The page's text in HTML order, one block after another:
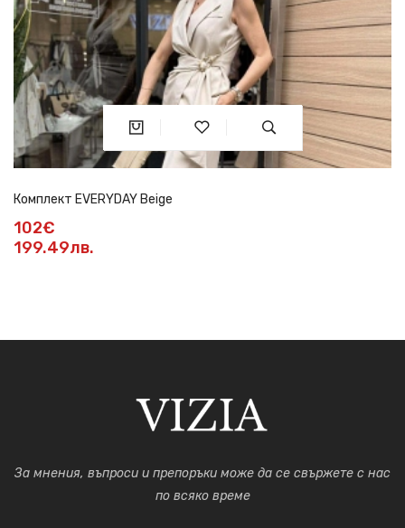
Комплект EVERYDAY Beige
102€
199.49лв.
За мнения, въпроси и препоръки може да се свържете с нас
по всяко време